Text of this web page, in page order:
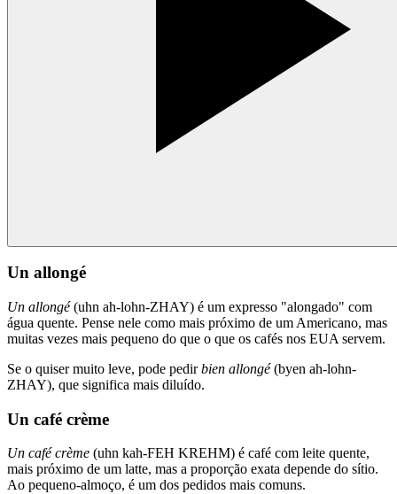
Un allongé
Un allongé(uhn ah-lohn-ZHAY) é um expresso "alongado" com
água quente. Pense nele como mais próximo de um Americano, mas
muitas vezes mais pequeno do que o que os cafés nos EUA servem.
Se o quiser muito leve, pode pedirbien allongé(byen ah-lohn-
ZHAY), que significa mais diluído.
Un café crème
Un café crème (uhn kah-FEH KREHM) é café com leite quente,
mais próximo de um latte, mas a proporção exata depende do sítio.
Ao pequeno-almoço, é um dos pedidos mais comuns.